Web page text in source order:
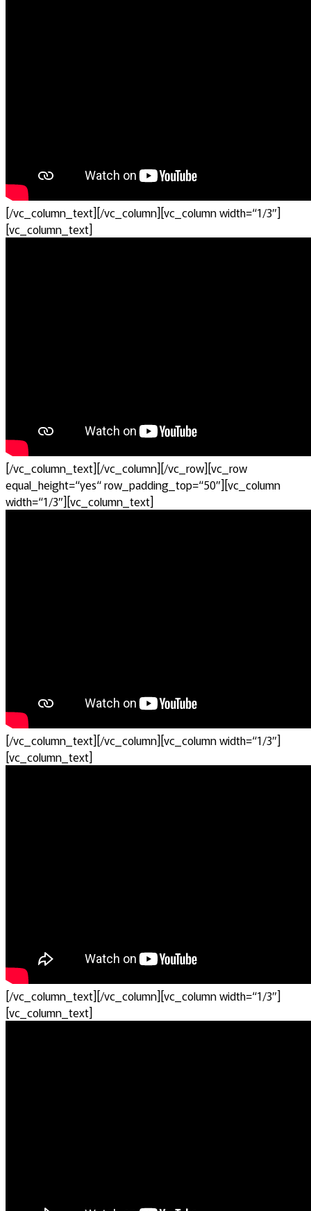
[/vc_column_text][/vc_column][vc_column width=“1/3″]
[vc_column_text]
[/vc_column_text][/vc_column][/vc_row][vc_row
equal_height=“yes“ row_padding_top=“50″][vc_column
width=“1/3″][vc_column_text]
[/vc_column_text][/vc_column][vc_column width=“1/3″]
[vc_column_text]
[/vc_column_text][/vc_column][vc_column width=“1/3″]
[vc_column_text]